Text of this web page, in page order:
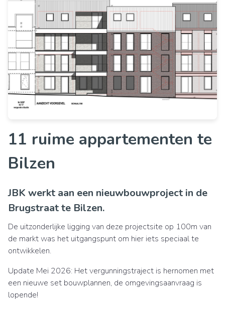
11 ruime appartementen te
Bilzen
JBK werkt aan een nieuwbouwproject in de
Brugstraat te Bilzen.
De uitzonderlijke ligging van deze projectsite op 100m van
de markt was het uitgangspunt om hier iets speciaal te
ontwikkelen.
Update Mei 2026: Het vergunningstraject is hernomen met
een nieuwe set bouwplannen, de omgevingsaanvraag is
lopende!